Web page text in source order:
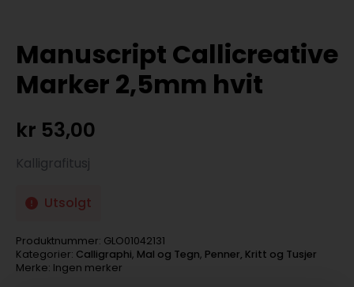
Manuscript Callicreative
Marker 2,5mm hvit
kr 53,00
Kalligrafitusj
Utsolgt
Produktnummer: GLO01042131
Kategorier: Calligraphi, Mal og Tegn, Penner, Kritt og Tusjer
Merke: Ingen merker